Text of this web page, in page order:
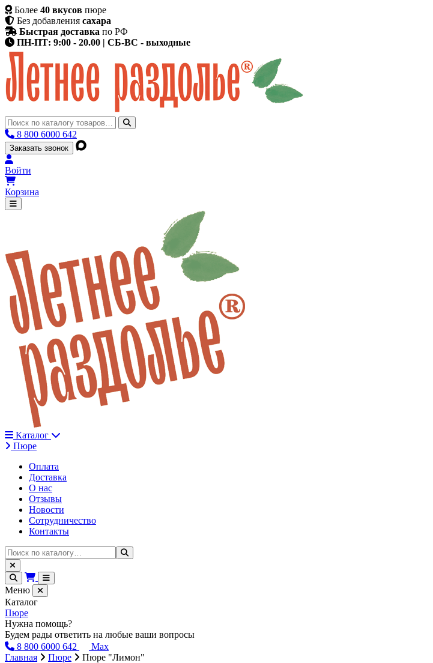
Более 40 вкусов пюре
Без добавления сахара
Быстрая доставка по РФ
ПН-ПТ: 9:00 - 20.00 | СБ-ВС - выходные
8 800 6000 642
Заказать звонок
Войти
Корзина
Каталог
Пюре
Оплата
Доставка
О нас
Отзывы
Новости
Сотрудничество
Контакты
Меню
Каталог
Пюре
Нужна помощь?
Будем рады ответить на любые ваши вопросы
8 800 6000 642
Max
Главная
Пюре Пюре "Лимон"